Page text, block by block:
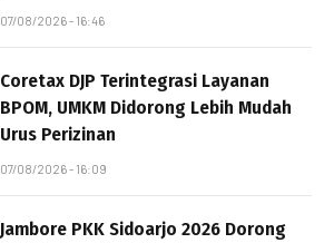
07/08/2026 - 16:46
Coretax DJP Terintegrasi Layanan
BPOM, UMKM Didorong Lebih Mudah
Urus Perizinan
07/08/2026 - 16:09
Jambore PKK Sidoarjo 2026 Dorong